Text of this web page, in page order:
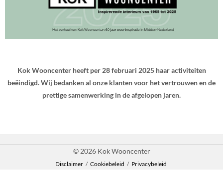
Kok Wooncenter heeft per 28 februari 2025 haar activiteiten
beëindigd. Wij bedanken al onze klanten voor het vertrouwen en de
prettige samenwerking in de afgelopen jaren.
© 2026 Kok Wooncenter
Disclaimer / Cookiebeleid / Privacybeleid